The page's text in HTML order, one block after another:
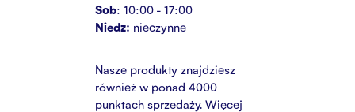
Sob: 10:00 - 17:00
Niedz: nieczynne
Nasze produkty znajdziesz
również w ponad 4000
punktach sprzedaży. Więcej